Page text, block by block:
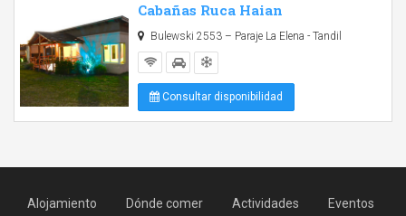
Cabañas Ruca Haian
Bulewski 2553 – Paraje La Elena - Tandil
Consultar disponibilidad
Alojamiento Dónde comer Actividades Eventos